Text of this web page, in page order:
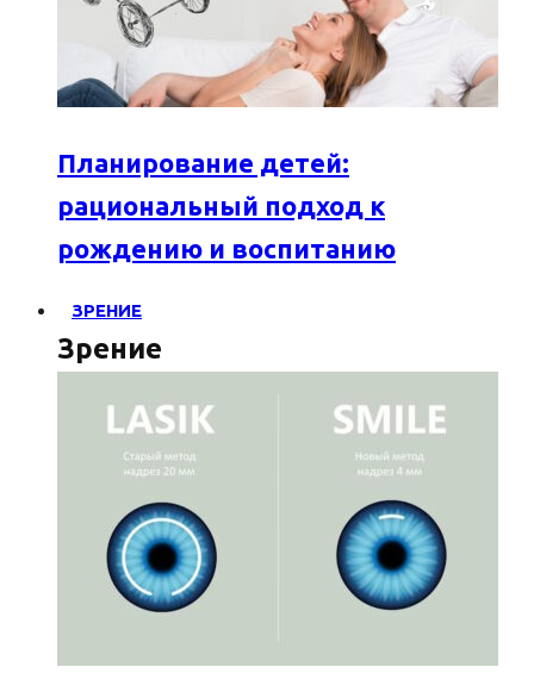
Планирование детей:
рациональный подход к
рождению и воспитанию
ЗРЕНИЕ
Зрение